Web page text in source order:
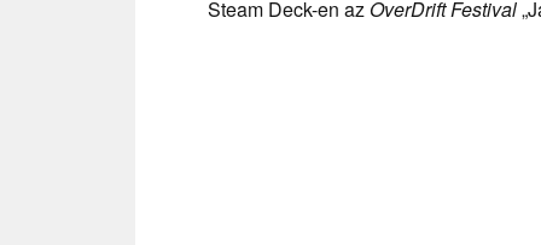
Steam Deck-en az OverDrift Festival